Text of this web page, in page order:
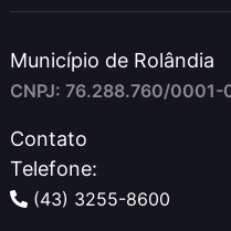
Município de Rolândia
CNPJ: 76.288.760/0001-
Contato
Telefone:
(43) 3255-8600